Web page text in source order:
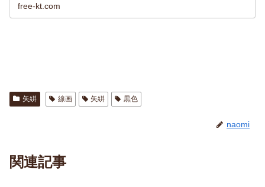
free-kt.com
矢絣 線画 矢絣 黒色
naomi
関連記事